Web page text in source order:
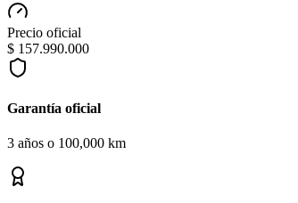
Precio oficial
$ 157.990.000
Garantía oficial
3 años o 100,000 km